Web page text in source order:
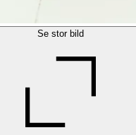
Se stor bild